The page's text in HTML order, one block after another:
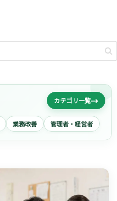
業務改善 管理者・経営者
カテゴリ一覧→